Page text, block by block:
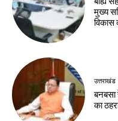
मुख्य
विकास
उत्तराखंड
का